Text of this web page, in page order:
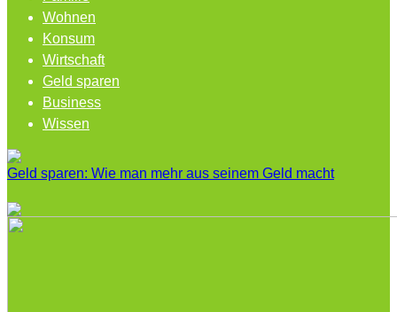
Wohnen
Konsum
Wirtschaft
Geld sparen
Business
Wissen
Geld sparen: Wie man mehr aus seinem Geld macht